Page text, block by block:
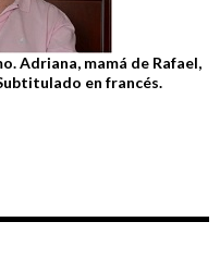
Adriana, mamá de Rafael,
en francés.